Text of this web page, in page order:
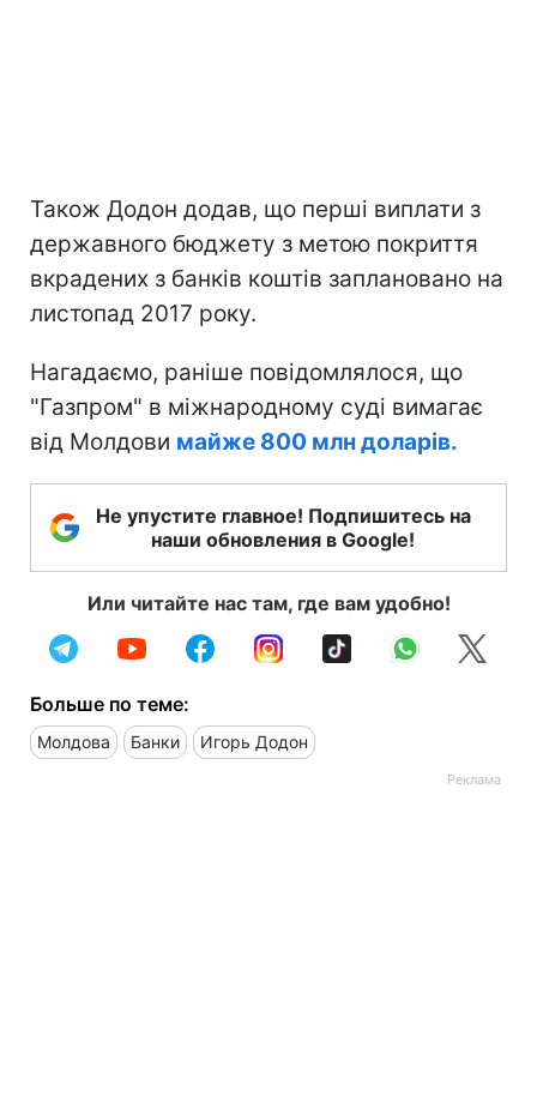
Також Додон додав, що перші виплати з
державного бюджету з метою покриття
вкрадених з банків коштів заплановано на
листопад 2017 року.
Нагадаємо, раніше повідомлялося, що
"Газпром" в міжнародному суді вимагає
від Молдови майже 800 млн доларів.
Не упустите главное! Подпишитесь на
наши обновления в Google!
Или читайте нас там, где вам удобно!
Больше по теме:
Молдова Банки Игорь Додон